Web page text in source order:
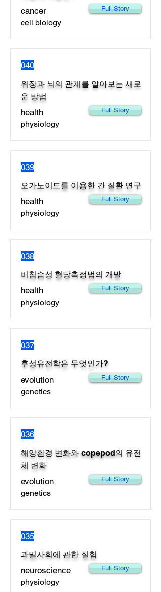
cancer Full Story
cell biology
040
위장과 뇌의 관계를 알아보는 새로
운 방법
health Full Story
physiology
039
오가노이드를 이용한 간 질환 연구
health Full Story
physiology
038
비침습성 혈당측정법의 개발
health Full Story
physiology
037
후성유전학은 무엇인가?
evolution Full Story
genetics
036
해양환경 변화와 copepod의 유전
체 변화
evolution Full Story
genetics
035
과밀사회에 관한 실험
neuroscience Full Story
physiology